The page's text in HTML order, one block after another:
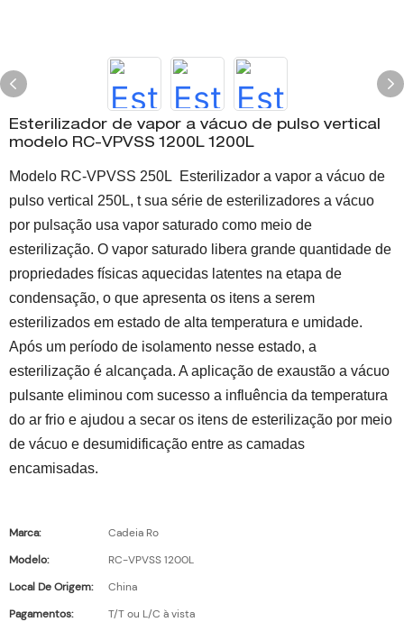
Esterilizador de vapor a vácuo de pulso vertical
modelo RC-VPVSS 1200L 1200L
Modelo RC-VPVSS 250L Esterilizador a vapor a vácuo de
pulso vertical 250L, tsua série de esterilizadores a vácuo
por pulsação usa vapor saturado como meio de
esterilização. O vapor saturado libera grande quantidade de
propriedades físicas aquecidas latentes na etapa de
condensação, o que apresenta os itens a serem
esterilizados em estado de alta temperatura e umidade.
Após um período de isolamento nesse estado, a
esterilização é alcançada. A aplicação de exaustão a vácuo
pulsante eliminou com sucesso a influência da temperatura
do ar frio e ajudou a secar os itens de esterilização por meio
de vácuo e desumidificação entre as camadas
encamisadas.
Marca:
Cadeia Ro
Modelo:
RC-VPVSS 1200L
Local De Origem:
China
Pagamentos:
T/T ou L/C à vista